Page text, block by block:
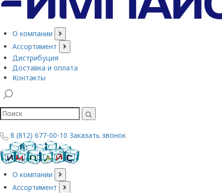
О компании
Ассортимент
Дистрибуция
Доставка и оплата
Контакты
8 (812) 677-00-10 Заказать звонок
О компании
Ассортимент